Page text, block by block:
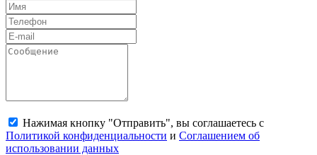
Нажимая кнопку "Отправить", вы соглашаетесь с
Политикой конфиденциальности и Соглашением об
использовании данных